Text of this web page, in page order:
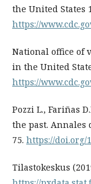
the United States
https://
National office of
in the United
https://
Pozzi L., Fariñas
the past. Annales
75. https://doi.org/
Tilastokeskus